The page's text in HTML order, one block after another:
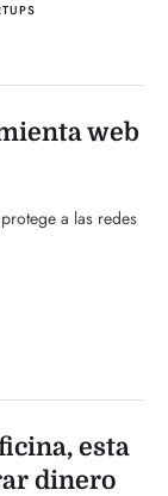
web
a las redes
esta
dinero